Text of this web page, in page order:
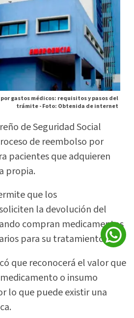
por gastos médicos: requisitos y pasos del
trámite -Foto: Obtenida de internet
de Seguridad Social
de reembolso por
pacientes que adquieren
propia.
que los
la devolución del
compran medicamentos
para su tratamiento.
que reconocerá el valor que
o insumo
lo que puede existir una